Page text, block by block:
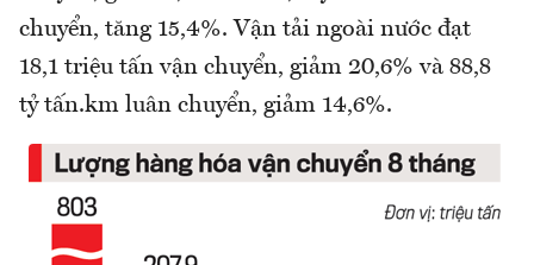
chuyển, tăng 15,4%. Vận tải ngoài nước đạt
18,1 triệu tấn vận chuyển, giảm 20,6% và 88,8
tỷ tấn.km luân chuyển, giảm 14,6%.